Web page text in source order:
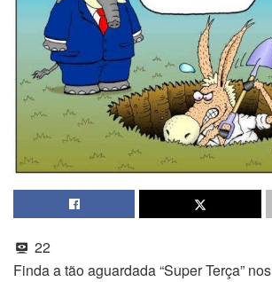
22
Finda a tão aguardada “Super Terça”